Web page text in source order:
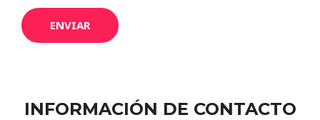
ENVIAR
INFORMACIÓN DE CONTACTO